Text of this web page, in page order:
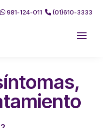
981-124-011 (01)610-3333